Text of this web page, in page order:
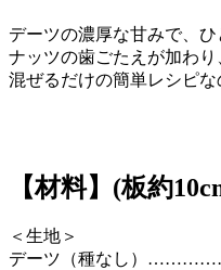
デーツの濃厚な甘みで、
ナッツの歯ごたえが加わり
混ぜるだけの簡単レシピ
【材料】(板約
＜生地＞
デーツ（種なし）